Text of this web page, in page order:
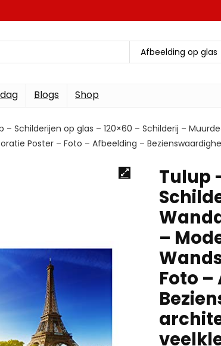
Afbeelding op glas
Blogs Shop
– Schilderijen op glas – 120×60 – Schilderij –
Poster – Foto – Afbeelding –
Tulup
–
Foto